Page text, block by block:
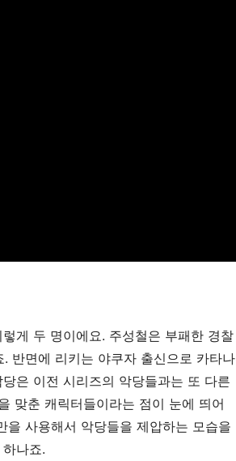
게 두 명이에요. 주성철은 부패한 경찰
반면에 리키는 야쿠자 출신으로 카타나
은 이전 시리즈의 악당들과는 또 다른
맞춘 캐릭터들이라는 점이 눈에 띄어
을 사용해서 악당들을 제압하는 모습을
나죠.